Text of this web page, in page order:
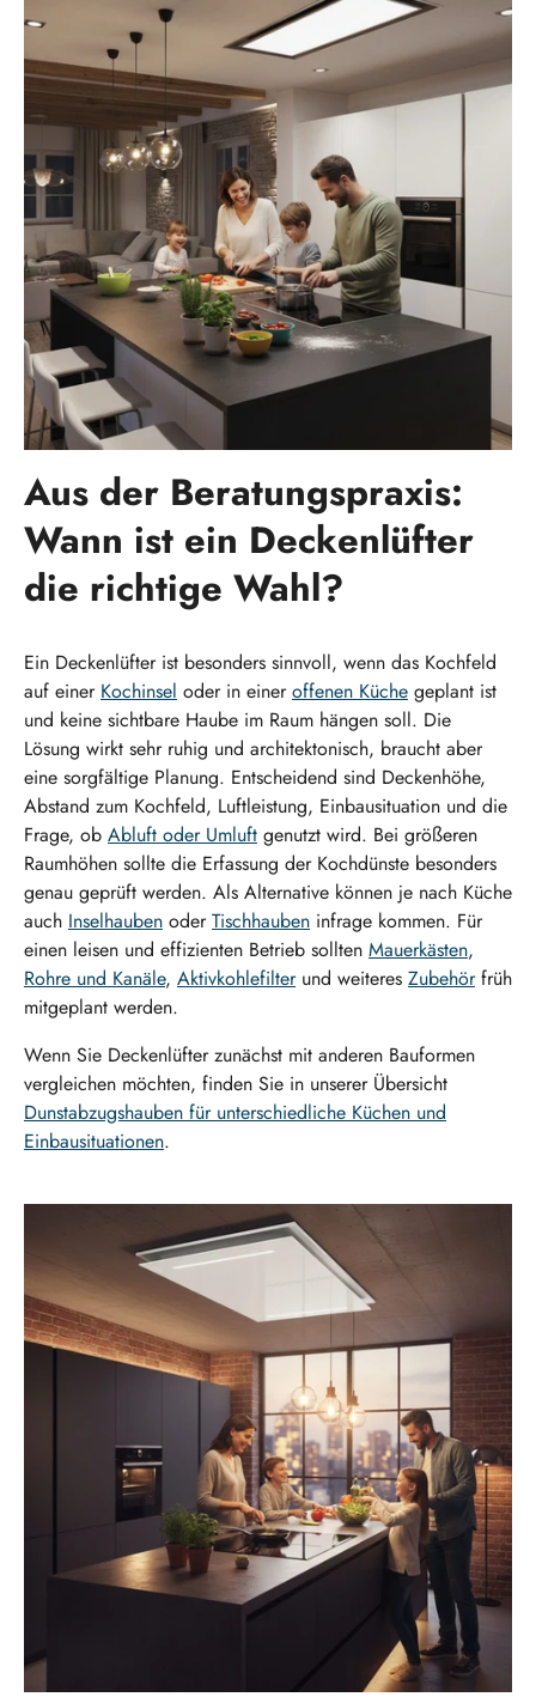
Aus der Beratungspraxis:
Wann ist ein Deckenlüfter
die richtige Wahl?
Ein Deckenlüfter ist besonders sinnvoll, wenn das Kochfeld
auf einer Kochinsel oder in eineroffenen Küche geplant ist
und keine sichtbare Haube im Raum hängen soll. Die
Lösung wirkt sehr ruhig und architektonisch, braucht aber
eine sorgfältige Planung. Entscheidend sind Deckenhöhe,
Abstand zum Kochfeld, Luftleistung, Einbausituation und die
Frage, ob Abluft oder Umluft genutzt wird. Bei größeren
Raumhöhen sollte die Erfassung der Kochdünste besonders
genau geprüft werden. Als Alternative können je nach Küche
auch Inselhauben oderTischhauben infrage kommen. Für
einen leisen und effizienten Betrieb sollten Mauerkästen,
Rohre und Kanäle, Aktivkohlefilterund weiteres Zubehörfrüh
mitgeplant werden.
Wenn Sie Deckenlüfter zunächst mit anderen Bauformen
vergleichen möchten, finden Sie in unserer Übersicht
Dunstabzugshauben für unterschiedliche Küchen und
Einbausituationen.